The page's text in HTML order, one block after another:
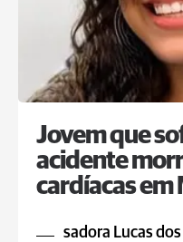
Jovem que
acidente
cardíacas em
sadora Lucas